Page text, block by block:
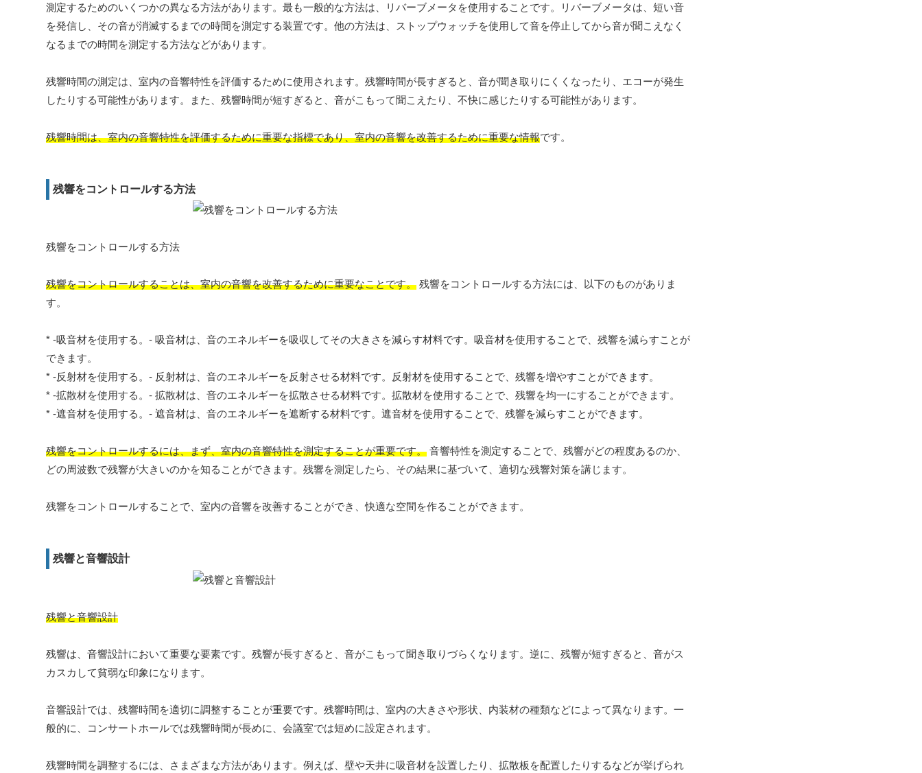
測定するためのいくつかの異なる方法があります。最も一般的な方法は、リバーブメータを使用することです。リバーブメータは、短い音
を発信し、その音が消滅するまでの時間を測定する装置です。他の方法は、ストップウォッチを使用して音を停止してから音が聞こえなく
なるまでの時間を測定する方法などがあります。
残響時間の測定は、室内の音響特性を評価するために使用されます。残響時間が長すぎると、音が聞き取りにくくなったり、エコーが発生
したりする可能性があります。また、残響時間が短すぎると、音がこもって聞こえたり、不快に感じたりする可能性があります。
残響時間は、室内の音響特性を評価するために重要な指標であり、室内の音響を改善するために重要な情報です。
残響をコントロールする方法
残響をコントロールする方法
残響をコントロールすることは、室内の音響を改善するために重要なことです。 残響をコントロールする方法には、以下のものがありま
す。
* -吸音材を使用する。- 吸音材は、音のエネルギーを吸収してその大きさを減らす材料です。吸音材を使用することで、残響を減らすことが
できます。
* -反射材を使用する。- 反射材は、音のエネルギーを反射させる材料です。反射材を使用することで、残響を増やすことができます。
* -拡散材を使用する。- 拡散材は、音のエネルギーを拡散させる材料です。拡散材を使用することで、残響を均一にすることができます。
* -遮音材を使用する。- 遮音材は、音のエネルギーを遮断する材料です。遮音材を使用することで、残響を減らすことができます。
残響をコントロールするには、まず、室内の音響特性を測定することが重要です。 音響特性を測定することで、残響がどの程度あるのか、
どの周波数で残響が大きいのかを知ることができます。残響を測定したら、その結果に基づいて、適切な残響対策を講じます。
残響をコントロールすることで、室内の音響を改善することができ、快適な空間を作ることができます。
残響と音響設計
残響と音響設計
残響は、音響設計において重要な要素です。残響が長すぎると、音がこもって聞き取りづらくなります。逆に、残響が短すぎると、音がス
カスカして貧弱な印象になります。
音響設計では、残響時間を適切に調整することが重要です。残響時間は、室内の大きさや形状、内装材の種類などによって異なります。一
般的に、コンサートホールでは残響時間が長めに、会議室では短めに設定されます。
残響時間を調整するには、さまざまな方法があります。例えば、壁や天井に吸音材を設置したり、拡散板を配置したりするなどが挙げられ